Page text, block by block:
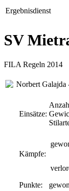
Ergebnisdienst
SV
FILA Regeln 2014
Norbert Galajda
Einsätze:
Kämpfe:
Punkte: